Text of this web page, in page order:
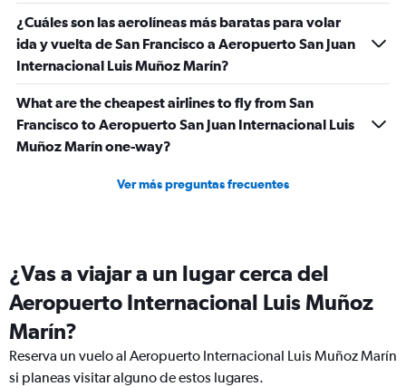
¿Cuáles son las aerolíneas más baratas para volar
ida y vuelta de San Francisco a Aeropuerto San Juan
Internacional Luis Muñoz Marín?
What are the cheapest airlines to fly from San
Francisco to Aeropuerto San Juan Internacional Luis
Muñoz Marín one-way?
Ver más preguntas frecuentes
¿Vas a viajar a un lugar cerca del
Aeropuerto Internacional Luis Muñoz
Marín?
Reserva un vuelo al Aeropuerto Internacional Luis Muñoz Marín
si planeas visitar alguno de estos lugares.